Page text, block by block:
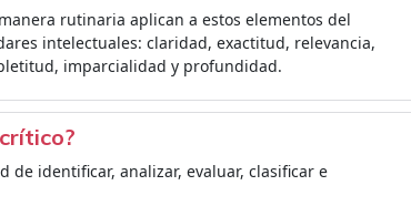
rutinaria aplican a estos elementos del
intelectuales: claridad, exactitud, relevancia,
imparcialidad y profundidad.
de identificar, analizar, evaluar, clasificar e